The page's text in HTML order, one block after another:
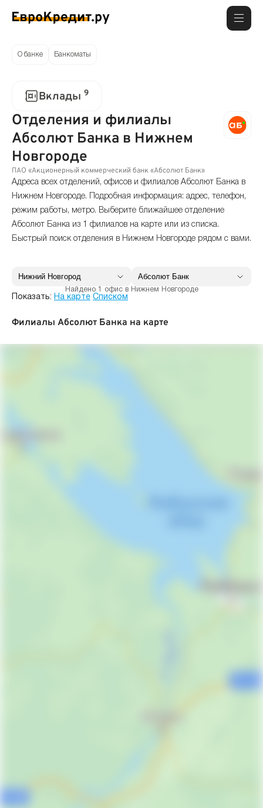
О банке Банкоматы
Вклады 9
Отделения и филиалы
Абсолют Банка в Нижнем
Новгороде
ПАО «Акционерный коммерческий банк «Абсолют Банк»
Адреса всех отделений, офисов и филиалов Абсолют Банка в
Нижнем Новгороде. Подробная информация: адрес, телефон,
режим работы, метро. Выберите ближайшее отделение
Абсолют Банка из 1 филиалов на карте или из списка.
Быстрый поиск отделения в Нижнем Новгороде рядом с вами.
Найдено 1 офис в Нижнем Новгороде
Показать: На карте Списком
Филиалы Абсолют Банка на карте